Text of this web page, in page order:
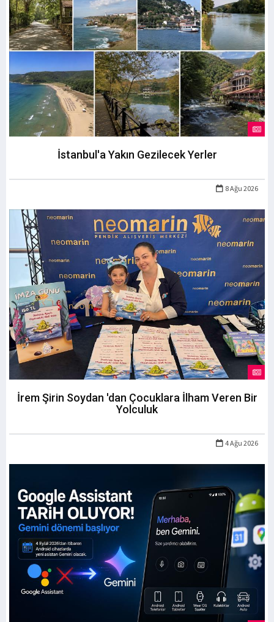
İstanbul'a Yakın Gezilecek Yerler
8 Ağu 2026
İrem Şirin Soydan 'dan Çocuklara İlham Veren Bir
Yolculuk
4 Ağu 2026